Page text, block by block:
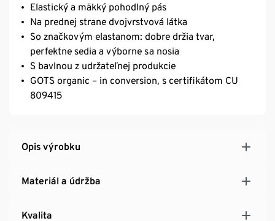
Elastický a mäkký pohodlný pás
Na prednej strane dvojvrstvová látka
So značkovým elastanom: dobre držia tvar,
perfektne sedia a výborne sa nosia
S bavlnou z udržateľnej produkcie
GOTS organic – in conversion, s certifikátom CU
809415
Opis výrobku
Materiál a údržba
Kvalita